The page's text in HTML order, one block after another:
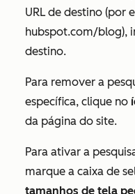
URL de destino (por
hubspot.com/blog),
destino.
Para remover a
específica, clique no
da página do site.
Para ativar a
marque a caixa de
tamanhos de tela